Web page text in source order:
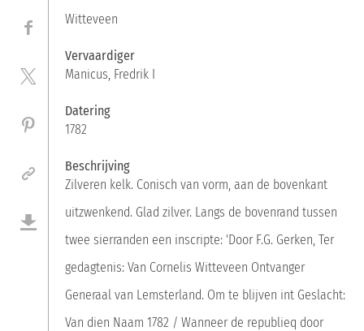
Facebook
Twitter
Pinterest
Permalink
Witteveen
Vervaardiger
Manicus, Fredrik I
Datering
1782
Beschrijving
Zilveren kelk. Conisch van vorm, aan de bovenkant
uitzwenkend. Glad zilver. Langs de bovenrand tussen
twee sierranden een inscripte: 'Door F.G. Gerken, Ter
gedagtenis: Van Cornelis Witteveen Ontvanger
Generaal van Lemsterland. Om te blijven int Geslacht:
Van dien Naam 1782 / Wanneer de republieq door